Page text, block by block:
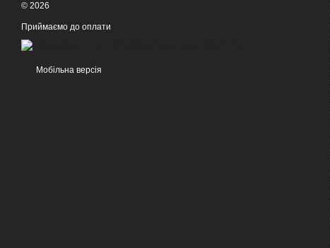
© 2026
Приймаємо до оплати
Мобільна версія